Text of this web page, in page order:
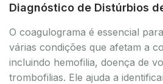
Diagnóstico de Distúrbios
O coagulograma é essencial
várias condições que afetam a
incluindo hemofilia, doença de
trombofilias. Ele ajuda a